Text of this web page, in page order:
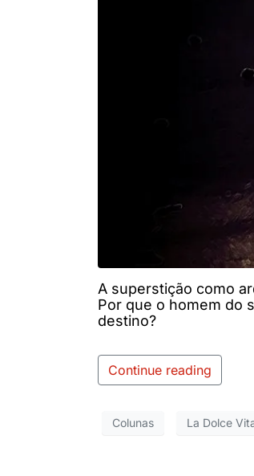
A superstição como
Por que o homem do
destino?
Continue reading
Colunas La Dolce